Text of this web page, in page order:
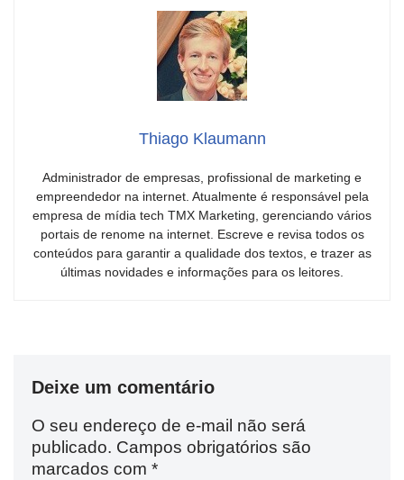
Thiago Klaumann
Administrador de empresas, profissional de marketing e
empreendedor na internet. Atualmente é responsável pela
empresa de mídia tech TMX Marketing, gerenciando vários
portais de renome na internet. Escreve e revisa todos os
conteúdos para garantir a qualidade dos textos, e trazer as
últimas novidades e informações para os leitores.
Deixe um comentário
O seu endereço de e-mail não será
publicado. Campos obrigatórios são
marcados com *